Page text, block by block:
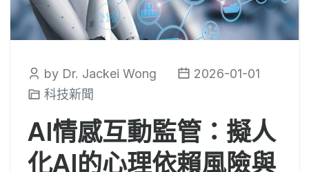
by Dr. Jackei Wong
2026-01-01
科技新聞
AI情感互動監管：擬人
化AI的心理依賴風險與